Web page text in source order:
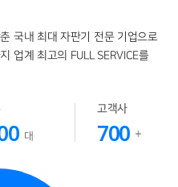
국내 최대 자판기 전문 기업으로
업계 최고의 FULL SERVICE를
대
고객사
700